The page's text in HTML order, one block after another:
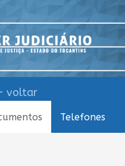
voltar
Telefones